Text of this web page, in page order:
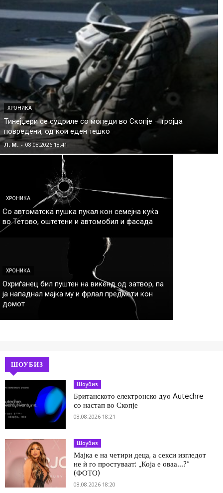
ХРОНИКА
Тинејџери се судриле со мопеди во Скопје – тројца
повредени, од кои еден тешко
Л. М. - 08.08.2026 18:41
ХРОНИКА
Со автоматска пушка пукал кон семејна куќа
во Тетово, оштетени и автомобил и фасада
ХРОНИКА
Охриѓанец бил пуштен на викенд од затвор, па
ја нападнал мајка му и фрлал предмети кон
домот
ШОУБИЗ
Шоубиз
Британското електронско дуо Autechre
со настап во Скопје
08.08.2026 18:21
Шоубиз
Мајка е на четири деца, а секси изгледот
не ѝ го простуваат: „Која е оваа…?“
(ФОТО)
08.08.2026 18:20